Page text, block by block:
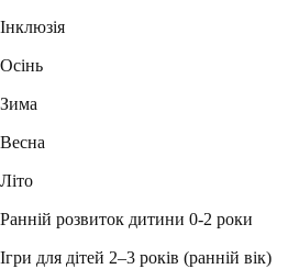
Інклюзія
Осінь
Зима
Весна
Літо
Ранній розвиток дитини 0-2 роки
Ігри для дітей 2–3 років (ранній вік)